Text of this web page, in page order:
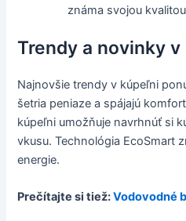
známa svojou
Trendy a novinky
Najnovšie trendy v kúpeľni
šetria peniaze a spájajú
kúpeľni umožňuje navrhnúť si
vkusu. Technológia EcoSmart
energie.
Prečítajte si tiež:Vodovodné